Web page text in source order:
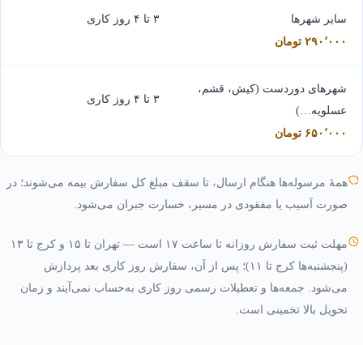
سایر شهرها ۳ تا ۴ روز کاری
۲۹۰٬۰۰۰ تومان
شهرهای دوردست (کیش، قشم،
عسلویه…)
۳ تا ۴ روز کاری
۶۵۰٬۰۰۰ تومان
همهٔ مرسوله‌ها هنگام ارسال، تا سقف مبلغ کل سفارش بیمه می‌شوند؛ در
صورت آسیب یا مفقودی در مسیر، خسارت جبران می‌شود.
مهلت ثبت سفارش روزانه تا ساعت ۱۷ است — تهران تا ۱۵ و کرج تا ۱۳
(پنجشنبه‌ها کرج تا ۱۱)؛ پس از آن، سفارش روز کاری بعد پردازش
می‌شود. جمعه‌ها و تعطیلات رسمی روز کاری به‌حساب نمی‌آیند و زمان
تحویل بالا تخمینی است.